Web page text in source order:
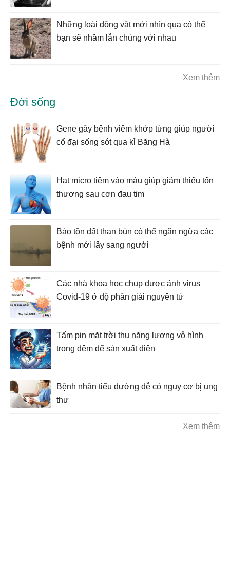
Những loài động vật mới nhìn qua có thể
bạn sẽ nhầm lẫn chúng với nhau
Xem thêm
Đời sống
Gene gây bệnh viêm khớp từng giúp người
cổ đại sống sót qua kỉ Băng Hà
Hạt micro tiêm vào máu giúp giảm thiểu tổn
thương sau cơn đau tim
Bảo tồn đất than bùn có thể ngăn ngừa các
bệnh mới lây sang người
Các nhà khoa học chụp được ảnh virus
Covid-19 ở độ phân giải nguyên tử
Tấm pin mặt trời thu năng lượng vô hình
trong đêm để sản xuất điện
Bệnh nhân tiểu đường dễ có nguy cơ bị ung
thư
Xem thêm